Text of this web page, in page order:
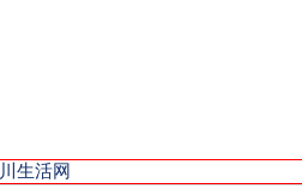
生活网